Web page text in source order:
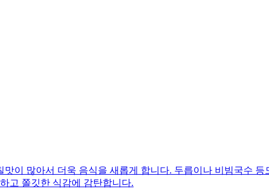
이 많아서 더욱 음식을 새롭게 합니다. 두릅이나 비빔국수
고 쫄깃한 식감에 감탄합니다.